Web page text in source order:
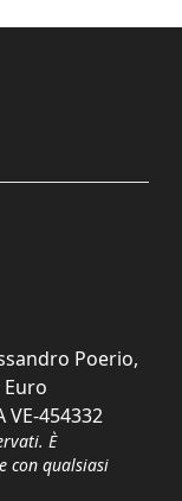
Poerio,
Euro
VE-454332
È
con qualsiasi